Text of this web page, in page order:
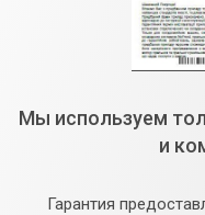
Мы используем
и
Гарантия